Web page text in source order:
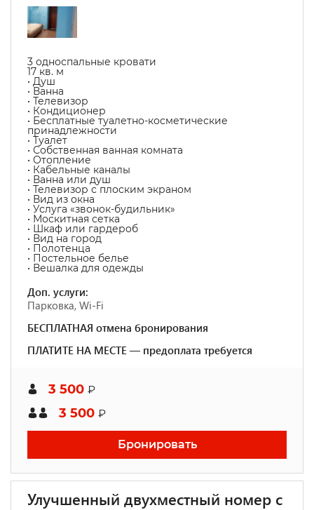
3 односпальные кровати
17 кв. м
• Душ
• Ванна
• Телевизор
• Кондиционер
• Бесплатные туалетно-косметические
принадлежности
• Туалет
• Собственная ванная комната
• Отопление
• Кабельные каналы
• Ванна или душ
• Телевизор с плоским экраном
• Вид из окна
• Услуга «звонок-будильник»
• Москитная сетка
• Шкаф или гардероб
• Вид на город
• Полотенца
• Постельное белье
• Вешалка для одежды
Доп. услуги:
Парковка, Wi-Fi
БЕСПЛАТНАЯ отмена бронирования
ПЛАТИТЕ НА МЕСТЕ — предоплата требуется
3 500 ₽
3 500 ₽
Бронировать
Улучшенный двухместный номер с